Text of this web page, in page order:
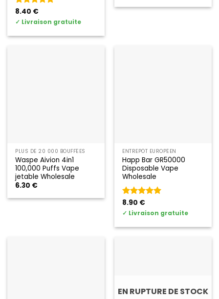
Rated5
out of 5
8.40 €
✓ Livraison gratuite
PLUS DE 20 000 BOUFFÉES
Waspe Aivion 4in1
100,000 Puffs Vape
jetable Wholesale
6.30 €
ENTREPÔT EUROPÉEN
Happ Bar GR50000
Disposable Vape
Wholesale
Rated5
out of 5
8.90 €
✓ Livraison gratuite
EN RUPTURE DE STOCK